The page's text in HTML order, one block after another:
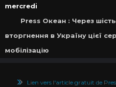
mercredi
Press Oкеан : Через
вторгнення в Україну цієї
мобілізацію
Lien vers l'article gratuit de